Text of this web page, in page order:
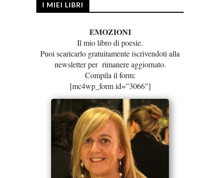
I MIEI LIBRI
EMOZIONI
Il mio libro di poesie.
Puoi scaricarlo gratuitamente iscrivendoti alla
newsletter per rimanere aggiornato.
Compila il form:
[mc4wp_form id=”3066″]